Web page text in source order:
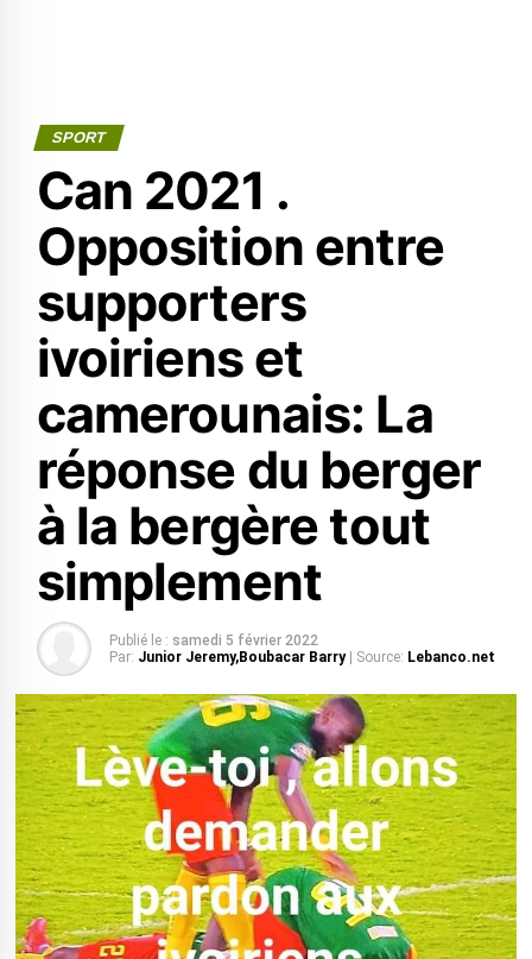
SPORT
Can 2021 .
Opposition entre
supporters
ivoiriens et
camerounais: La
réponse du berger
à la bergère tout
simplement
Publié le : samedi 5 février 2022
Par: Junior Jeremy,Boubacar Barry | Source: Lebanco.net